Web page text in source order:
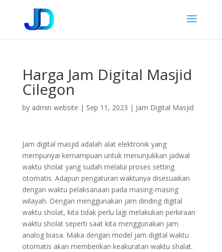
Harga Jam Digital Masjid
Cilegon
by admin website | Sep 11, 2023 | Jam Digital Masjid
Jam digital masjid adalah alat elektronik yang
mempunyai kemampuan untuk menunjukkan jadwal
waktu sholat yang sudah melalui proses setting
otomatis. Adapun pengaturan waktunya disesuaikan
dengan waktu pelaksanaan pada masing-masing
wilayah. Dengan menggunakan jam dinding digital
waktu sholat, kita tidak perlu lagi melakukan perkiraan
waktu sholat seperti saat kita menggunakan jam
analog biasa. Maka dengan model jam digital waktu
otomatis akan memberikan keakuratan waktu shalat.